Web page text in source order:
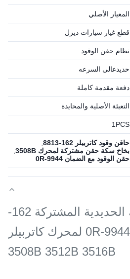
المعيار الأصلي
قطع غيار سيارات ديزل
نظام حقن الوقود
حديدعالى السرعه
دفعة مقدمة كاملة
التعبئة الأصلية والمحايدة
1PСS
حاقن وقود كاتربيلر 162-8813
بخاخ سكة حقن مشتركة لمحرك 3508B
حقن الوقود مع الضمان 0R-9944
حاقن السكك الحديدية المشتركة 162-
8813 1628813 0R-9944 لمحرك كاتربيلر
3508B 3512B 3516B